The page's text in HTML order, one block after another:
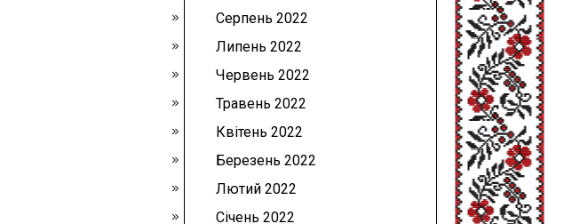
Серпень 2022
Липень 2022
Червень 2022
Травень 2022
Квітень 2022
Березень 2022
Лютий 2022
Січень 2022